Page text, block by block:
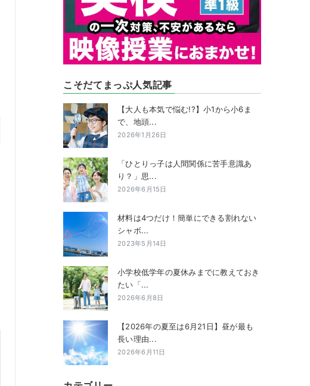
こそだてまっぷ人気記事
【大人も本気で悩む!?】小1から小6ま
で、地頭...
2026年1月26日
「ひとりっ子は人間関係に苦手意識あ
り？」思...
2026年6月15日
材料は4つだけ！簡単にできる割れない
シャボ...
2023年5月14日
小学校低学年の夏休みまでに教えておき
たい「...
2026年6月8日
【2026年の夏至は6月21日】昼が最も
長い理由...
2026年6月11日